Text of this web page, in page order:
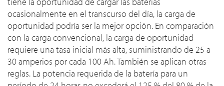
ocasionalmente en el transcurso del día, la carga de
oportunidad podría ser la mejor opción. En comparación
con la carga convencional, la carga de oportunidad
requiere una tasa inicial más alta, suministrando de 25 a
30 amperios por cada 100 Ah. También se aplican otras
reglas. La potencia requerida de la batería para un